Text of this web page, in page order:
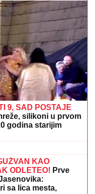
9, SAD POSTAJE
silikoni u prvom
godina starijim
ponašaju kad ih
objavila
jedan detalj
su braku